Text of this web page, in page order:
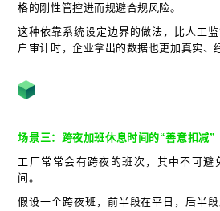
格的刚性管控进而规避合规风险。
这种依靠系统设定边界的做法，比人工
户审计时，企业拿出的数据也更加真实、
场景三：跨夜加班休息时间的“善意扣减”
工厂常常会有跨夜的班次，其中不可避
间。
假设一个跨夜班，前半段在平日，后半